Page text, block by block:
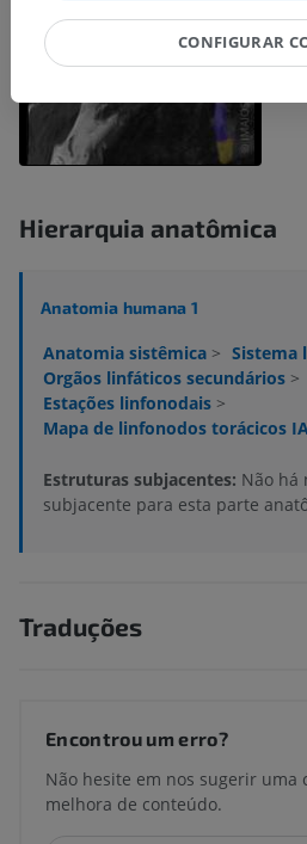
Hierarquia anatômica
Anatomia humana 1
Anatomia sistêmica > Sistema
Orgãos linfáticos secundários >
Estações linfonodais >
Mapa de linfonodos torácicos
Estruturas subjacentes: Não há
subjacente para esta parte
Traduções
Encontrou um erro?
Não hesite em nos sugerir uma
melhora de conteúdo.
CONFIGURAR